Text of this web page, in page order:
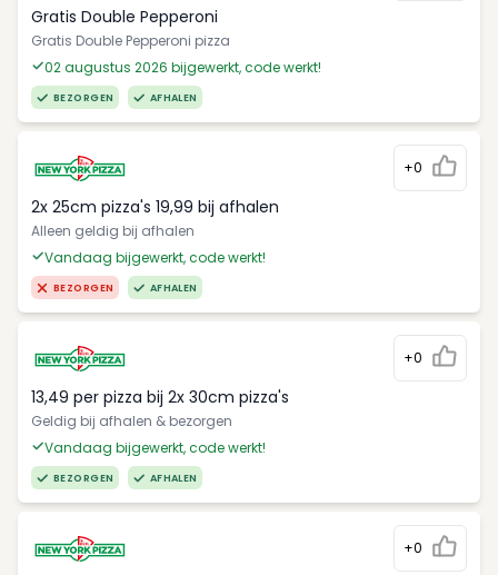
Gratis Double Pepperoni
Gratis Double Pepperoni pizza
02 augustus 2026 bijgewerkt, code werkt!
BEZORGEN AFHALEN
+0
2x 25cm pizza's 19,99 bij afhalen
Alleen geldig bij afhalen
Vandaag bijgewerkt, code werkt!
BEZORGEN AFHALEN
+0
13,49 per pizza bij 2x 30cm pizza's
Geldig bij afhalen & bezorgen
Vandaag bijgewerkt, code werkt!
BEZORGEN AFHALEN
+0